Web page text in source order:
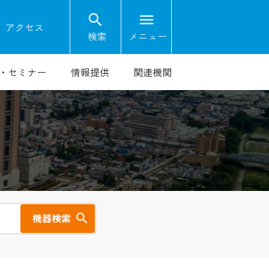
アクセス search
検索
menu
メニュー
セミナー 情報提供 関連機関
機器検索